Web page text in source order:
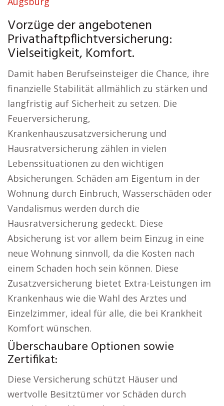
Vorzüge der angebotenen
Privathaftpflichtversicherung:
Vielseitigkeit, Komfort.
Damit haben Berufseinsteiger die Chance, ihre
finanzielle Stabilität allmählich zu stärken und
langfristig auf Sicherheit zu setzen. Die
Feuerversicherung,
Krankenhauszusatzversicherung und
Hausratversicherung zählen in vielen
Lebenssituationen zu den wichtigen
Absicherungen. Schäden am Eigentum in der
Wohnung durch Einbruch, Wasserschäden oder
Vandalismus werden durch die
Hausratversicherung gedeckt. Diese
Absicherung ist vor allem beim Einzug in eine
neue Wohnung sinnvoll, da die Kosten nach
einem Schaden hoch sein können. Diese
Zusatzversicherung bietet Extra-Leistungen im
Krankenhaus wie die Wahl des Arztes und
Einzelzimmer, ideal für alle, die bei Krankheit
Komfort wünschen.
Überschaubare Optionen sowie
Zertifikat:
Diese Versicherung schützt Häuser und
wertvolle Besitztümer vor Schäden durch